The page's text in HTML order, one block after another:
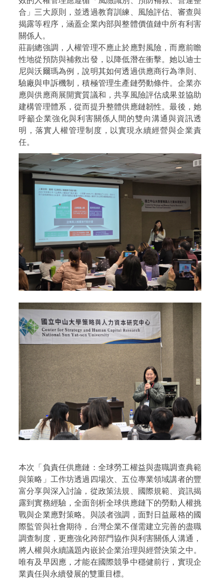
合」三大原則，並透過教育訓練、風險評估、審查與
揭露等程序，涵蓋企業內部與整體價值鏈中所有利害
關係人。
莊副總強調，人權管理不應止於應對風險，而應前瞻
性地從預防與補救出發，以降低潛在衝擊。她以迪士
尼與沃爾瑪為例，說明其如何透過供應商行為準則、
驗廠與申訴機制，積極管理生產鏈勞動條件。企業亦
應與供應商展開實質議和，共享風險評估成果並協助
建構管理體系，從而提升整體供應鏈韌性。最後，她
呼籲企業強化與利害關係人間的雙向溝通與資訊透
明，落實人權管理制度，以實現永續經營與企業責
任。
本次「負責任供應鏈：全球勞工權益與盡職調查典範
與策略」工作坊透過四場次、五位專業領域講者的豐
富分享與深入討論，從政策法規、國際規範、資訊揭
露到實務經驗，全面剖析全球供應鏈下的勞動人權挑
戰與企業應對策略。與談者強調，面對日益嚴格的國
際監管與社會期待，台灣企業不僅需建立完善的盡職
調查制度，更應強化跨部門協作與利害關係人溝通，
將人權與永續議題內嵌於企業治理與經營決策之中。
唯有及早因應，才能在國際競爭中穩健前行，實現企
業責任與永續發展的雙重目標。